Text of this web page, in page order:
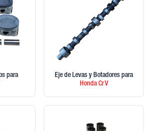
para
Eje de Levas y Botadores para
HondaCr V